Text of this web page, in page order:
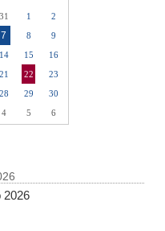
31 1
2
7 8
9
14 15
16
21 22
23
28 29
30
4 5 6
2026